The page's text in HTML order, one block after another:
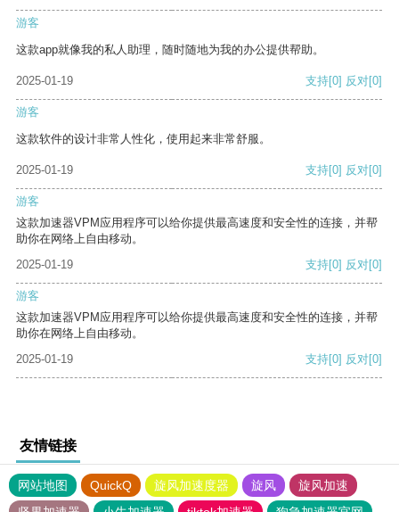
游客
这款app就像我的私人助理，随时随地为我的办公提供帮助。
2025-01-19 支持[0] 反对[0]
游客
这款软件的设计非常人性化，使用起来非常舒服。
2025-01-19 支持[0] 反对[0]
游客
这款加速器VPM应用程序可以给你提供最高速度和安全性的连接，并帮
助你在网络上自由移动。
2025-01-19
支持[0] 反对[0]
游客
这款加速器VPM应用程序可以给你提供最高速度和安全性的连接，并帮
助你在网络上自由移动。
2025-01-19
支持[0] 反对[0]
友情链接
网站地图 QuickQ 旋风加速度器 旋风
旋风加速